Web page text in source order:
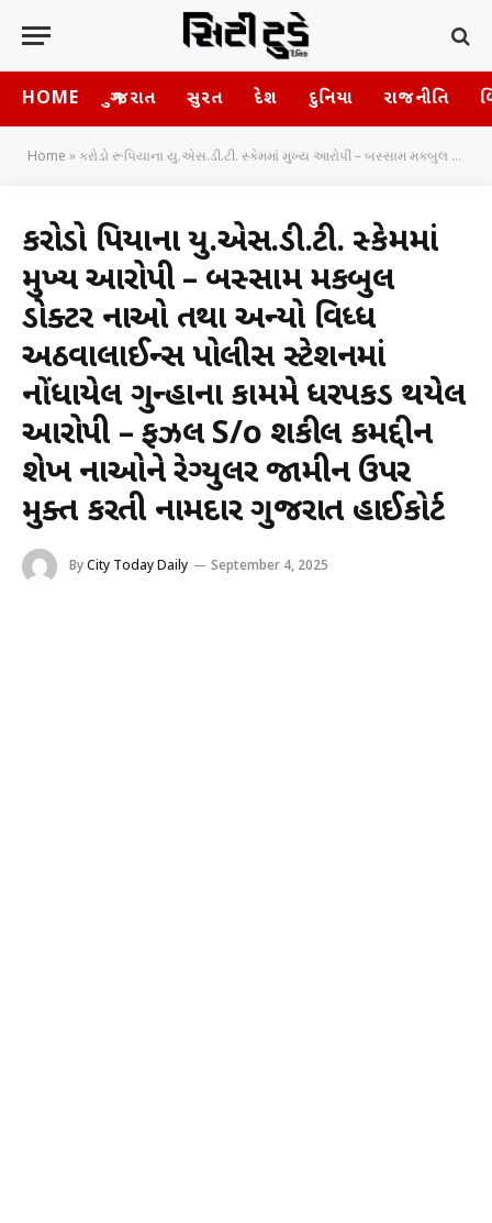
HOME ગુજરાત સુરત દેશ દુનિયા રાજનીતિ
Home » કરોડો રૂપિયાના યુ.એસ.ડી.ટી. સ્કેમમાં મુખ્ય આરોપી – બસ્સામ મકબુલ ડોક્ટર નાઓ તથા અન્યો વિરૂધ્ધ અઠવાલાઈન્સ પોલીસ સ્ટેશનમાં નોંધાયેલ ગુન્હાના કામમે ધરપકડ થયેલ આરોપી – ફઝલ S/o શકીલ કમરૂદ્દીન શેખ નાઓને રેગ્યુલર જામીન ઉપર મુક્ત કરતી નામદાર ગુજરાત હાઈકોર્ટ
કરોડો રૂપિયાના યુ.એસ.ડી.ટી. સ્કેમમાં
મુખ્ય આરોપી – બસ્સામ મકબુલ
ડોક્ટર નાઓ તથા અન્યો વિરૂધ્ધ
અઠવાલાઈન્સ પોલીસ સ્ટેશનમાં
નોંધાયેલ ગુન્હાના કામમે ધરપકડ થયેલ
આરોપી – ફઝલ S/o શકીલ કમરૂદ્દીન
શેખ નાઓને રેગ્યુલર જામીન ઉપર
મુક્ત કરતી નામદાર ગુજરાત હાઈકોર્ટ
ByCity Today Daily September 4, 2025